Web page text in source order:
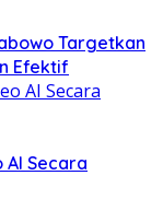
Targetkan
Efektif
AI Secara